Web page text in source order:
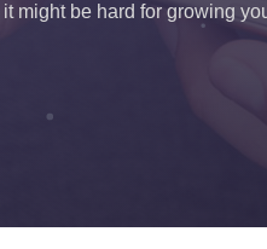
it might be hard for growing